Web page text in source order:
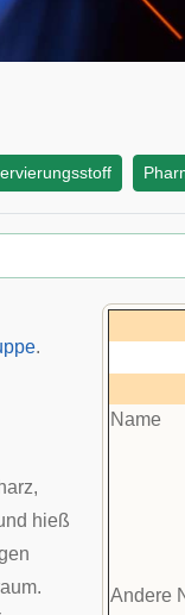
Name
Andere
.
,
hieß